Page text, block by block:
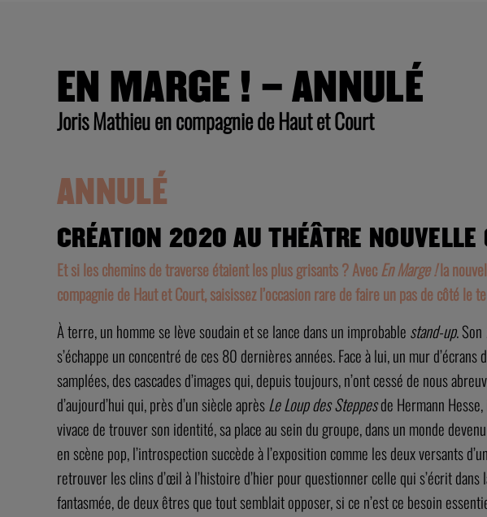
EN MARGE ! – ANNULÉ
Joris Mathieu en compagnie de Haut et Court
ANNULÉ
CRÉATION 2020 AU THÉÂTRE NOUVELLE
Et si les chemins de traverse étaient les plus grisants ? Avec En Marge !la
compagnie de Haut et Court, saisissez l’occasion rare de faire un pas de côté le
À terre, un homme se lève soudain et se lance dans un improbable stand-up. Son
s’échappe un concentré de ces 80 dernières années. Face à lui, un mur
samplées, des cascades d’images qui, depuis toujours, n’ont cessé de nous
d’aujourd’hui qui, près d’un siècle aprèsLe Loup des Steppesde Hermann
vivace de trouver son identité, sa place au sein du groupe, dans un monde
en scène pop, l’introspection succède à l’exposition comme les deux versants
retrouver les clins d’œil à l’histoire d’hier pour questionner celle qui s’écrit
fantasmée, de deux êtres que tout semblait opposer, si ce n’est ce besoin